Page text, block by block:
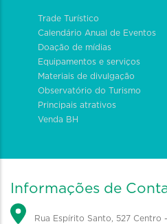
Trade Turístico
Calendário Anual de Eventos
Doação de mídias
Equipamentos e serviços
Materiais de divulgação
Observatório do Turismo
Principais atrativos
Venda BH
Informações de
Rua Espírito Santo, 527 Centro